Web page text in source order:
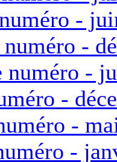
-
-
numéro -
-
-
-